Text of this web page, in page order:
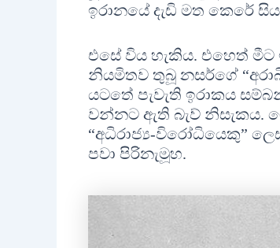
ඉරානයේ දැඩි මත කෙරේ
එසේ විය හැකිය. එහෙත් මීට
නියමිතව තුබූ නසර්ගේ
යටතේ පැවැති ඉරාකය
වන්නට ඇති බැව් නිසැකය.
“අධිරාජ්‍ය-විරෝධියෙකු”
පවා පිරිනැමූහ.